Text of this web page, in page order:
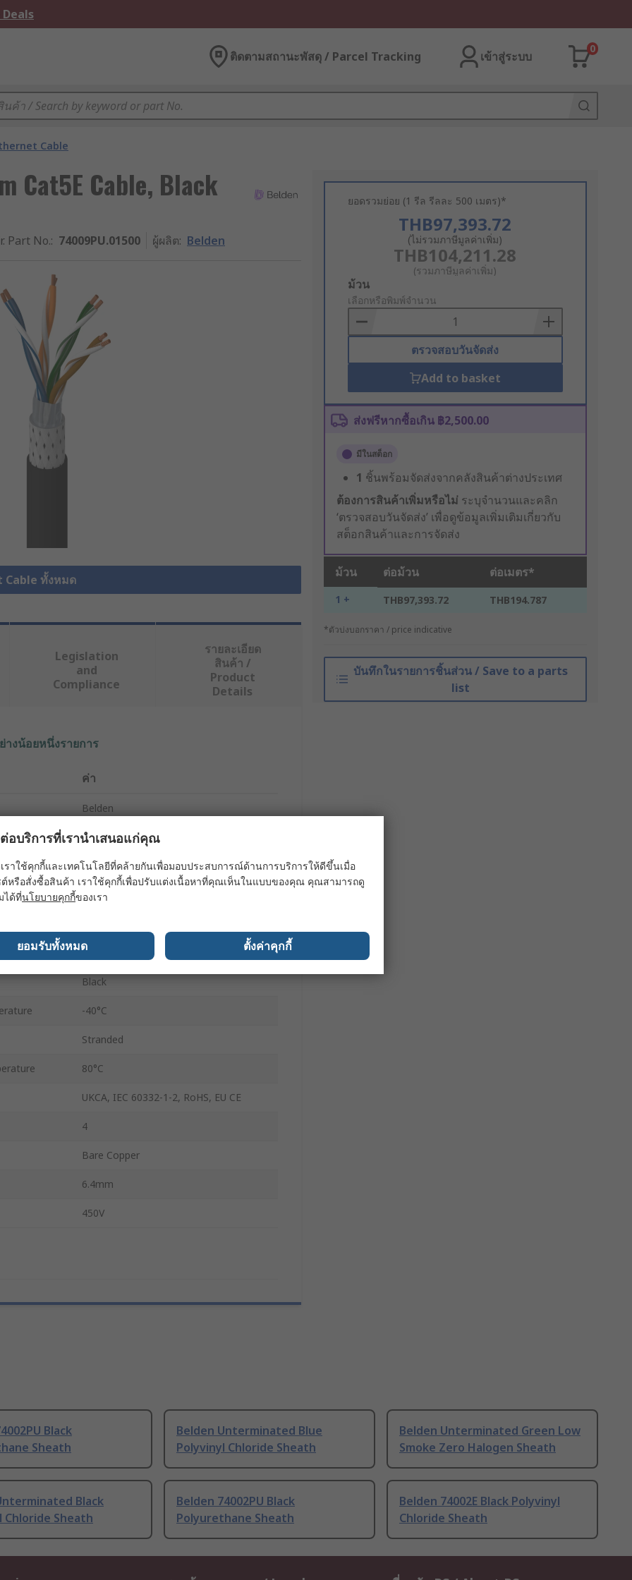
ติดตามสถานะพัสดุ / Parcel Tracking เข้าสู่ระบบ
0
Cable
Cat5E Cable, Black
Part No.: 74009PU.01500 ผู้ผลิต: Belden
Cable ทั้งหมด
ยอดรวมย่อย (1 รีล รีลละ 500 เมตร)*
THB97,393.72
(ไม่รวมภาษีมูลค่าเพิ่ม)
THB104,211.28
(รวมภาษีมูลค่าเพิ่ม)
Add
to
Basket
ม้วน
เลือกหรือพิมพ์จำนวน
ตรวจสอบวันจัดส่ง
Add to basket
ส่งฟรีหากซื้อเกิน ฿2,500.00
มีในสต็อก
1 ชิ้นพร้อมจัดส่งจากคลังสินค้าต่างประเทศ
ต้องการสินค้าเพิ่มหรือไม่ ระบุจำนวนและคลิก
‘ตรวจสอบวันจัดส่ง’ เพื่อดูข้อมูลเพิ่มเติมเกี่ยวกับ
สต็อกสินค้าและการจัดส่ง
ม้วน ต่อม้วน ต่อเมตร*
1 + THB97,393.72 THB194.787
*ตัวบ่งบอกราคา / price indicative
บันทึกในรายการชิ้นส่วน / Save to a parts
list
Legislation
and
Compliance
รายละเอียด
สินค้า /
Product
Details
งน้อยหนึ่งรายการ
ค่า
Belden
Cat5E Cable
Unterminated
500m
Polyurethane
Black
-40°C
Stranded
80°C
UKCA, IEC 60332-1-2, RoHS, EU CE
4
Bare Copper
6.4mm
450V
Black
Sheath
Belden Unterminated Blue
Polyvinyl Chloride Sheath
Belden Unterminated Green Low
Smoke Zero Halogen Sheath
Black
Chloride Sheath
Belden 74002PU Black
Polyurethane Sheath
Belden 74002E Black Polyvinyl
Chloride Sheath
อบริการที่เรานำเสนอแก่คุณ
ราใช้คุกกี้และเทคโนโลยีที่คล้ายกันเพื่อมอบประสบการณ์ด้านการบริการให้ดีขึ้นเมื่อ
หรือสั่งซื้อสินค้า เราใช้คุกกี้เพื่อปรับแต่งเนื้อหาที่คุณเห็นในแบบของคุณ คุณสามารถดู
ได้ที่นโยบายคุกกี้ของเรา
ยอมรับทั้งหมด ตั้งค่าคุกกี้